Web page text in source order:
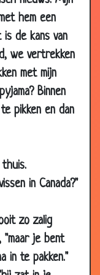
hem een
is de kans van
we vertrekken
met mijn
Binnen
pikken en dan
in Canada?"
zo zalig
"maar je bent
in te pakken."
3.57
3.55
3.87